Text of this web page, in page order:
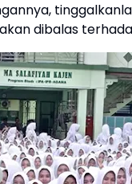
dibalas